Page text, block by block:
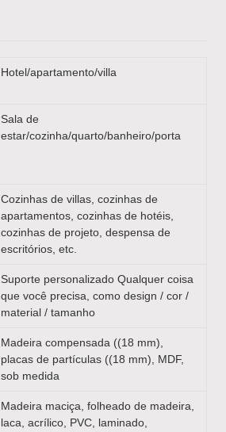
Hotel/apartamento/villa
Sala de
estar/cozinha/quarto/banheiro/porta
Cozinhas de villas, cozinhas de
apartamentos, cozinhas de hotéis,
cozinhas de projeto, despensa de
escritórios, etc.
Suporte personalizado Qualquer coisa
que você precisa, como design / cor /
material / tamanho
Madeira compensada ((18 mm),
placas de partículas ((18 mm), MDF,
sob medida
Madeira maciça, folheado de madeira,
laca, acrílico, PVC, laminado,